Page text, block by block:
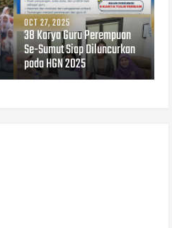
OCT 27, 2025
38 Karya Guru Perempuan
Se-Sumut Siap Diluncurkan
pada HGN 2025